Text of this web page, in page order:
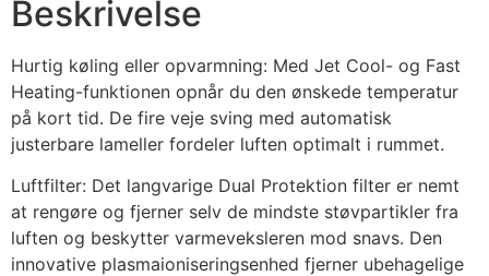
Beskrivelse
Hurtig køling eller opvarmning: Med Jet Cool- og Fast
Heating-funktionen opnår du den ønskede temperatur
på kort tid. De fire veje sving med automatisk
justerbare lameller fordeler luften optimalt i rummet.
Luftfilter: Det langvarige Dual Protektion filter er nemt
at rengøre og fjerner selv de mindste støvpartikler fra
luften og beskytter varmeveksleren mod snavs. Den
innovative plasmaioniseringsenhed fjerner ubehagelige